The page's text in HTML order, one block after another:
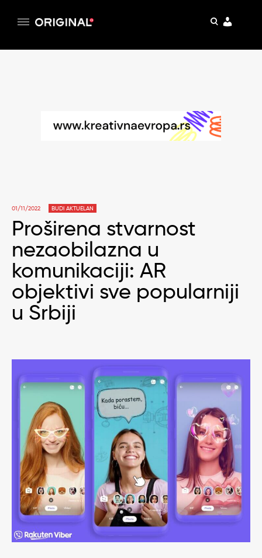
pretraga
01/11/2022 BUDI AKTUELAN
Proširena stvarnost
nezaobilazna u
komunikaciji: AR
objektivi sve popularniji
u Srbiji